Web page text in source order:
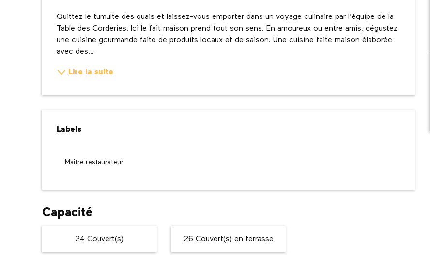
Description
Quittez le tumulte des quais et laissez-vous emporter dans un voyage culinaire par l’équipe de la
Table des Corderies. Ici le fait maison prend tout son sens. En amoureux ou entre amis, dégustez
une cuisine gourmande faite de produits locaux et de saison. Une cuisine faite maison élaborée
avec des...
Lire la suite
Offres de prestations
Labels
Labels
Maître restaurateur
Capacité
24 Couvert(s) 26 Couvert(s) en terrasse